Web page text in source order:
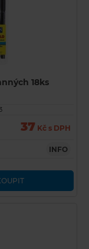
18ks
37 Kč s DPH
INFO